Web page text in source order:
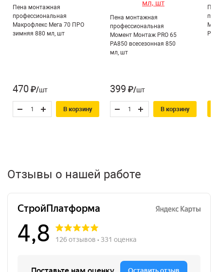
Пена монтажная
профессиональная
Макрофлекс Мега 70 ПРО
зимняя 880 мл, шт
470 ₽/шт
В корзину
Пена монтажная
профессиональная
Момент Монтаж PRO 65
PA850 всесезонная 850
мл, шт
399 ₽/шт
В корзину
Отзывы о нашей работе